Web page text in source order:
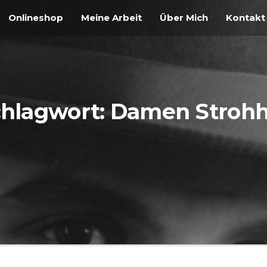
Onlineshop Meine Arbeit Über Mich Kontakt
Damen